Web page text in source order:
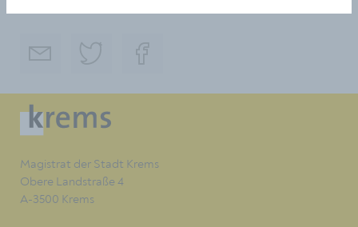
Magistrat der Stadt Krems
Obere Landstraße 4
A-3500 Krems